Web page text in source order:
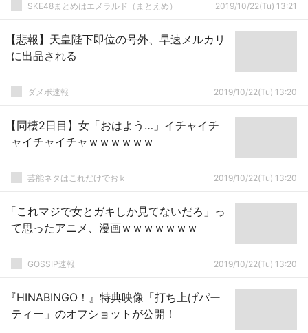
SKE48まとめはエメラルド（まとえめ） 2019/10/22(Tu) 13:21
【悲報】天皇陛下即位の号外、早速メルカリ
に出品される
ダメポ速報 2019/10/22(Tu) 13:20
【同棲2日目】女「おはよう…」イチャイチ
ャイチャイチャｗｗｗｗｗｗ
芸能ネタはこれだけでおｋ 2019/10/22(Tu) 13:20
「これマジで女とガキしか見てないだろ」っ
て思ったアニメ、漫画ｗｗｗｗｗｗｗ
GOSSIP速報 2019/10/22(Tu) 13:20
『HINABINGO！』特典映像「打ち上げパー
ティー」のオフショットが公開！